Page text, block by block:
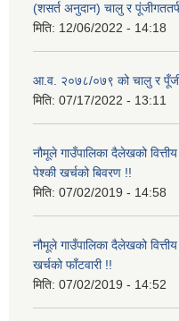
(शसर्त अनुदान) चालु र
मिति: 12/06/2022 - 14:18
आ.व. २०७८/०७९ को चालु र
मिति: 07/17/2022 - 13:11
नौमूले गाउँपालिका दैलेखको
पेश्की खर्चको बिवरण !!
मिति: 07/02/2019 - 14:58
नौमूले गाउँपालिका दैलेखको
खर्चको फाँटवारी !!
मिति: 07/02/2019 - 14:52